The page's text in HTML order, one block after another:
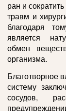
ран и
травм и
благодаря
является
обмен
организма.
Благотворное
систему
сосудов,